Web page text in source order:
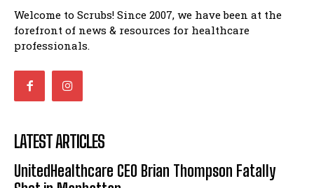
Welcome to Scrubs! Since 2007, we have been at the
forefront of news & resources for healthcare
professionals.
LATEST ARTICLES
UnitedHealthcare CEO Brian Thompson Fatally